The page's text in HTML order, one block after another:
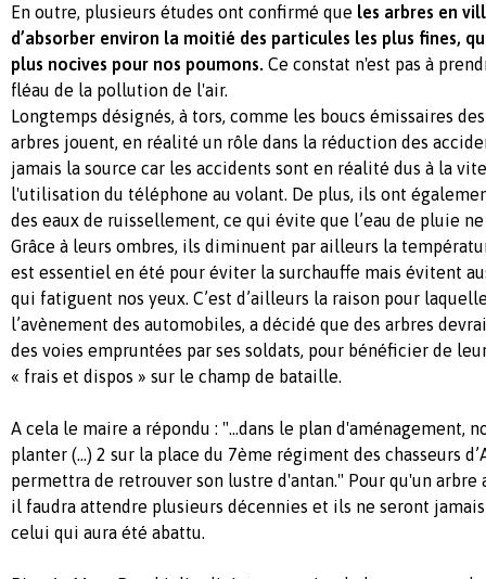
En outre, plusieurs études ont confirmé que les arbres en
d’absorber environ la moitié des particules les plus fines,
plus nocives pour nos poumons. Ce constat n'est pas à
fléau de la pollution de l'air.
Longtemps désignés, à tors, comme les boucs émissaires
arbres jouent, en réalité un rôle dans la réduction des
jamais la source car les accidents sont en réalité dus à la
l'utilisation du téléphone au volant. De plus, ils ont
des eaux de ruissellement, ce qui évite que l’eau de pluie
Grâce à leurs ombres, ils diminuent par ailleurs la
est essentiel en été pour éviter la surchauffe mais évitent
qui fatiguent nos yeux. C’est d’ailleurs la raison pour
l’avènement des automobiles, a décidé que des arbres
des voies empruntées par ses soldats, pour bénéficier de
« frais et dispos » sur le champ de bataille.
A cela le maire a répondu : "...dans le plan d'aménagement,
planter (...) 2 sur la place du 7ème régiment des chasseurs
permettra de retrouver son lustre d'antan." Pour qu'un
il faudra attendre plusieurs décennies et ils ne seront
celui qui aura été abattu.